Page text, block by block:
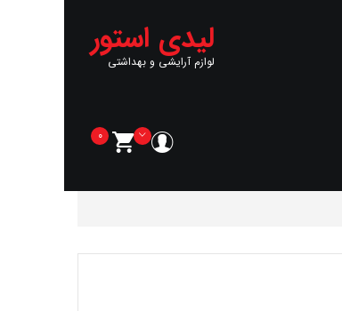
لیدی استور
لوازم آرایشی و بهداشتی
0